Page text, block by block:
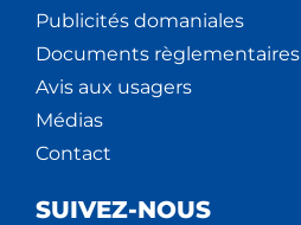
Publicités domaniales
Documents règlementaires
Avis aux usagers
Médias
Contact
SUIVEZ-NOUS